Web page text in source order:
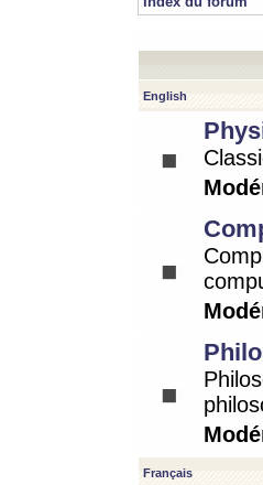
English
Français